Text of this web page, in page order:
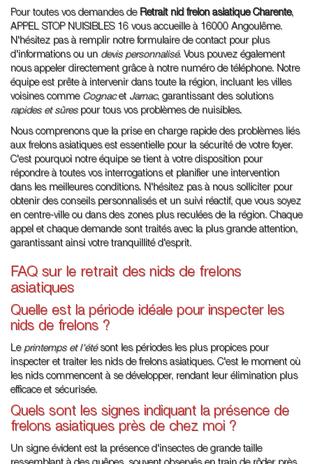
Pour toutes vos demandes de Retrait nid frelon asiatique Charente,
APPEL STOP NUISIBLES 16 vous accueille à 16000 Angoulême.
N'hésitez pas à remplir notre formulaire de contact pour plus
d'informations ou un devis personnalisé. Vous pouvez également
nous appeler directement grâce à notre numéro de téléphone. Notre
équipe est prête à intervenir dans toute la région, incluant les villes
voisines comme Cognacet Jarnac, garantissant des solutions
rapides et sûrespour tous vos problèmes de nuisibles.
Nous comprenons que la prise en charge rapide des problèmes liés
aux frelons asiatiques est essentielle pour la sécurité de votre foyer.
C'est pourquoi notre équipe se tient à votre disposition pour
répondre à toutes vos interrogations et planifier une intervention
dans les meilleures conditions. N'hésitez pas à nous solliciter pour
obtenir des conseils personnalisés et un suivi réactif, que vous soyez
en centre-ville ou dans des zones plus reculées de la région. Chaque
appel et chaque demande sont traités avec la plus grande attention,
garantissant ainsi votre tranquillité d'esprit.
FAQ sur le retrait des nids de frelons
asiatiques
Quelle est la période idéale pour inspecter les
nids de frelons ?
Le printemps et l'étésont les périodes les plus propices pour
inspecter et traiter les nids de frelons asiatiques. C'est le moment où
les nids commencent à se développer, rendant leur élimination plus
efficace et sécurisée.
Quels sont les signes indiquant la présence de
frelons asiatiques près de chez moi ?
Un signe évident est la présence d'insectes de grande taille